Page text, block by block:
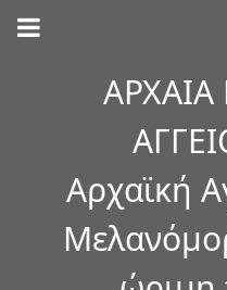
Αρχαϊκή